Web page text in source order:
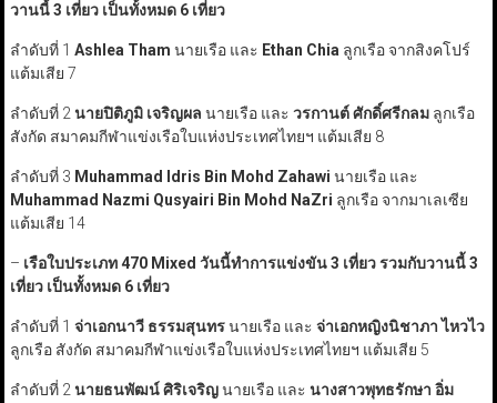
วานนี้ 3 เที่ยว เป็นทั้งหมด 6 เที่ยว
ลำดับที่ 1 Ashlea Tham นายเรือ และ Ethan Chiaลูกเรือ จากสิงคโปร์
แต้มเสีย 7
ลำดับที่ 2นายปิติภูมิ เจริญผล นายเรือ และ วรกานต์ ศักดิ์ศรีกลมลูกเรือ
สังกัด สมาคมกีฬาแข่งเรือใบแห่งประเทศไทยฯ แต้มเสีย 8
ลำดับที่ 3 Muhammad Idris Bin Mohd Zahawi นายเรือ และ
Muhammad Nazmi Qusyairi Bin Mohd NaZri ลูกเรือ จากมาเลเซีย
แต้มเสีย 14
– เรือใบประเภท 470 Mixed วันนี้ทำการแข่งขัน 3 เที่ยว รวมกับวานนี้ 3
เที่ยว เป็นทั้งหมด 6 เที่ยว
ลำดับที่ 1 จ่าเอกนาวี ธรรมสุนทรนายเรือ และ จ่าเอกหญิงนิชาภา ไหวไว
ลูกเรือ สังกัด สมาคมกีฬาแข่งเรือใบแห่งประเทศไทยฯ แต้มเสีย 5
ลำดับที่ 2นายธนพัฒน์ ศิริเจริญนายเรือ และ นางสาวพุทธรักษา อิ่ม